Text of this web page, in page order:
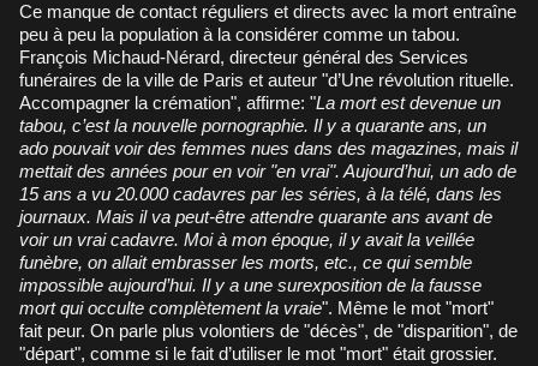
Ce manque de contact réguliers et directs avec la mort entraîne
peu à peu la population à la considérer comme un tabou.
François Michaud-Nérard, directeur général des Services
funéraires de la ville de Paris et auteur "d’Une révolution rituelle.
Accompagner la crémation", affirme: "La mort est devenue un
tabou, c’est la nouvelle pornographie. Il y a quarante ans, un
ado pouvait voir des femmes nues dans des magazines, mais il
mettait des années pour en voir "en vrai". Aujourd’hui, un ado de
15 ans a vu 20.000 cadavres par les séries, à la télé, dans les
journaux. Mais il va peut-être attendre quarante ans avant de
voir un vrai cadavre. Moi à mon époque, il y avait la veillée
funèbre, on allait embrasser les morts, etc., ce qui semble
impossible aujourd’hui. Il y a une surexposition de la fausse
mort qui occulte complètement la vraie". Même le mot "mort"
fait peur. On parle plus volontiers de "décès", de "disparition", de
"départ", comme si le fait d’utiliser le mot "mort" était grossier.